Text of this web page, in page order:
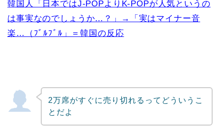
韓国人「日本ではJ-POPよりK-POPが人気というの
は事実なのでしょうか…？」→「実はマイナー音
楽…（ﾌﾞﾙﾌﾞﾙ」＝韓国の反応
2万席がすぐに売り切れるってどういうこ
とだよ